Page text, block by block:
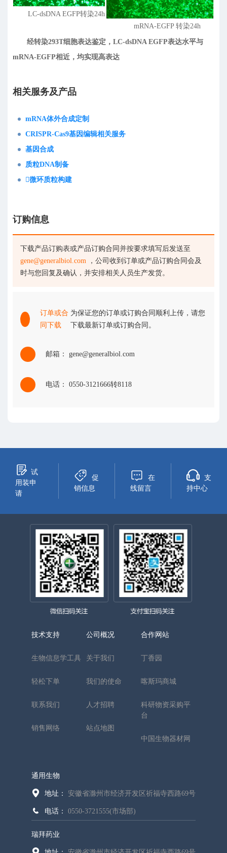
LC-dsDNA EGFP转染24h
mRNA-EGFP 转染24h
经转染293T细胞表达鉴定，LC-dsDNA EGFP表达水平与
mRNA-EGFP相近，均实现高表达
相关服务及产品
mRNA体外合成定制
CRISPR-Cas9基因编辑相关服务
基因合成
质粒DNA制备
微环质粒构建
订购信息
下载产品订购表或产品订购合同并按要求填写后发送至
gene@generalbiol.com ，公司收到订单或产品订购合同会及
时与您回复及确认，并安排相关人员生产发货。
订单或合
同下载
为保证您的订单或订购合同顺利上传，请您
下载最新订单或订购合同。
邮箱： gene@generalbiol.com
电话： 0550-3121666转8118
试
用装申
请
促
销信息
在
线留言
支
持中心
技术支持
生物信息学工具
轻松下单
联系我们
销售网络
公司概况
关于我们
我们的使命
人才招聘
站点地图
合作网站
丁香园
喀斯玛商城
科研物资采购平
台
中国生物器材网
通用生物
地址： 安徽省滁州市经济开发区祈福寺西路69号
电话： 0550-3721555(市场部)
瑞拜药业